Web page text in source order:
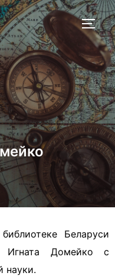
Беларуси
Игната Домейко с
науки.